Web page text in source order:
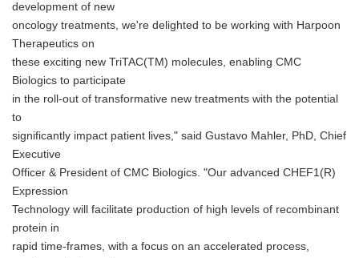
development of new
oncology treatments, we're delighted to be working with Harpoon
Therapeutics on
these exciting new TriTAC(TM) molecules, enabling CMC
Biologics to participate
in the roll-out of transformative new treatments with the potential
to
significantly impact patient lives," said Gustavo Mahler, PhD, Chief
Executive
Officer & President of CMC Biologics. "Our advanced CHEF1(R)
Expression
Technology will facilitate production of high levels of recombinant
protein in
rapid time-frames, with a focus on an accelerated process,